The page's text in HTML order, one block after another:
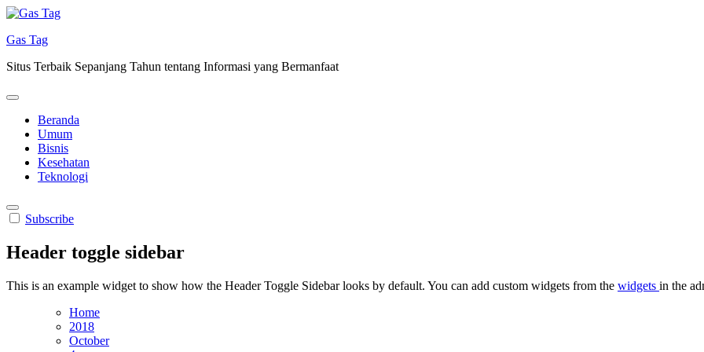
Skip
content
Gas Tag
Situs Terbaik Sepanjang Tahun tentang Informasi yang Bermanfaat
Beranda
Umum
Bisnis
Kesehatan
Teknologi
Subscribe
Header toggle sidebar
This is an example widget to show how the Header Toggle Sidebar looks by default. You can add custom widgets from the widgets in the
Home
2018
October